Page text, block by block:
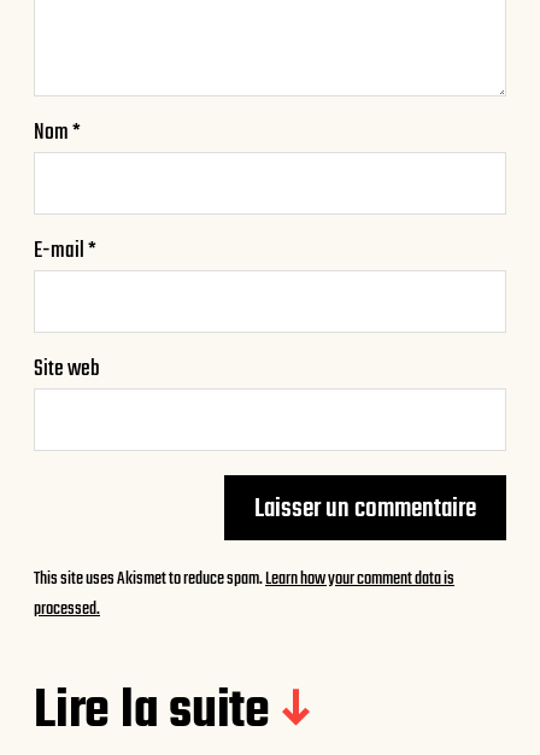
Nom*
E-mail*
Site web
This site uses Akismet to reduce spam.Learn how your comment data is
processed.
Lire la suite